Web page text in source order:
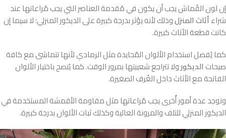
إن لون القُماش يجب أن يكون في مُقدمة العناصر التي يجب مُراعاتها عند
شراءأثاث المنزلوذلك لأنه يؤثر بدرجة كبيرة على الديكور المنزلي؛ لا سيما إن
كانت قطعة الأثاث كبيرة.
كما يُفضل استخدام الألوان المُحايدة مثل الرمادي لأنها تتماشى مع كافة
صيحات الديكورولا تتراجع شعبيتها بمرور الوقت. كما يُنصح باختيار الألوان
الفاتحة مع الأثاث داخل الغُرف الصغيرة.
وتوجد عدة أمور أُخرى يجب مُراعاتها مثل مقاومة الأقمشة المستخدمة في
الديكور المنزلي للتلف والمرونة العالية وكذلك ثبات الألوان بدرجة كبيرة.